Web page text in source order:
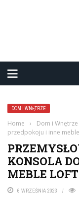
DOM I WNĘTRZE
Home › Dom i Wnętrze
przedpokoju i inne
KONSOLA
MEBLE
6 WRZEŚNIA 2023